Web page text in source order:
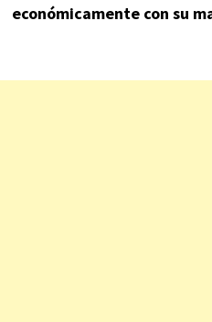
económicamente con su